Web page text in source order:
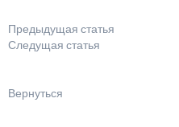
Предыдущая статья
Следущая статья
Вернуться